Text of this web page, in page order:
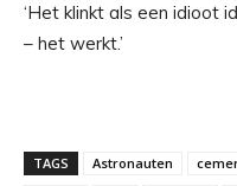
‘Het klinkt als een idioot
– het werkt.’
TAGS Astronauten